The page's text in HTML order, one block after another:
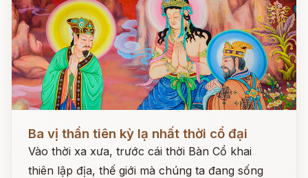
Ba vị thần tiên kỳ lạ nhất thời cổ đại
Vào thời xa xưa, trước cái thời Bàn Cổ khai
thiên lập địa, thế giới mà chúng ta đang sống